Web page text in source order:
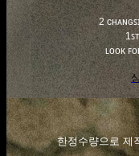
2
ʟᴏᴏᴋ
한정수량으로 제